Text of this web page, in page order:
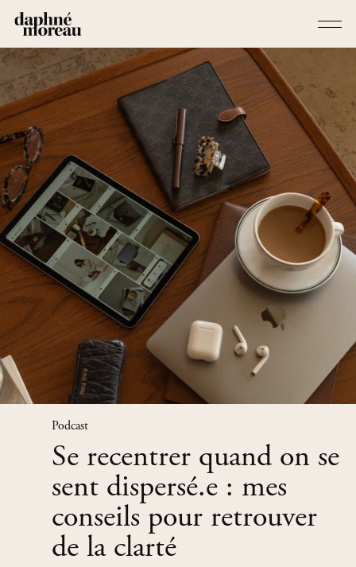
Podcast
Se recentrer quand on se
sent dispersé.e : mes
conseils pour retrouver
de la clarté